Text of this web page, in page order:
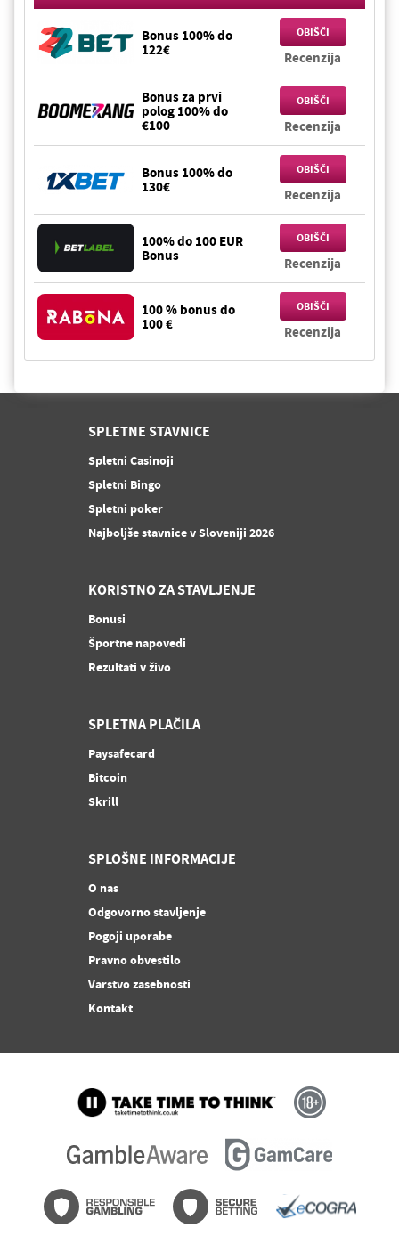
Bonus 100% do
122€
OBIŠČI
Recenzija
Bonus za prvi
polog 100% do
€100
OBIŠČI
Recenzija
Bonus 100% do
130€
OBIŠČI
Recenzija
100% do 100 EUR
Bonus
OBIŠČI
Recenzija
100 % bonus do
100 €
OBIŠČI
Recenzija
SPLETNE STAVNICE
Spletni Casinoji
Spletni Bingo
Spletni poker
Najboljše stavnice v Sloveniji 2026
KORISTNO ZA STAVLJENJE
Bonusi
Športne napovedi
Rezultati v živo
SPLETNA PLAČILA
Paysafecard
Bitcoin
Skrill
SPLOŠNE INFORMACIJE
O nas
Odgovorno stavljenje
Pogoji uporabe
Pravno obvestilo
Varstvo zasebnosti
Kontakt